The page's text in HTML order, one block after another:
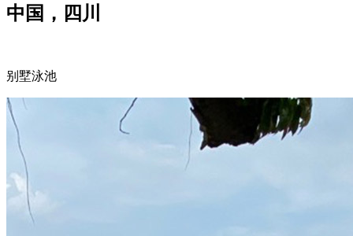
中国，四川
别墅泳池